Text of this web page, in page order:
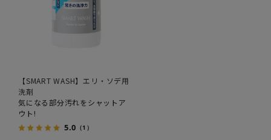
【SMART WASH】エリ・ソデ用
洗剤
気になる部分汚れをシャットア
ウト!
5.0 （1）